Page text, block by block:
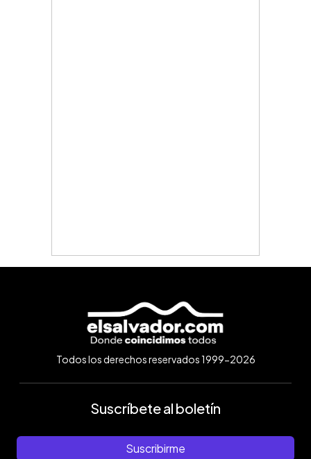
Todos los derechos reservados 1999-2026
Suscríbete al boletín
Suscribirme